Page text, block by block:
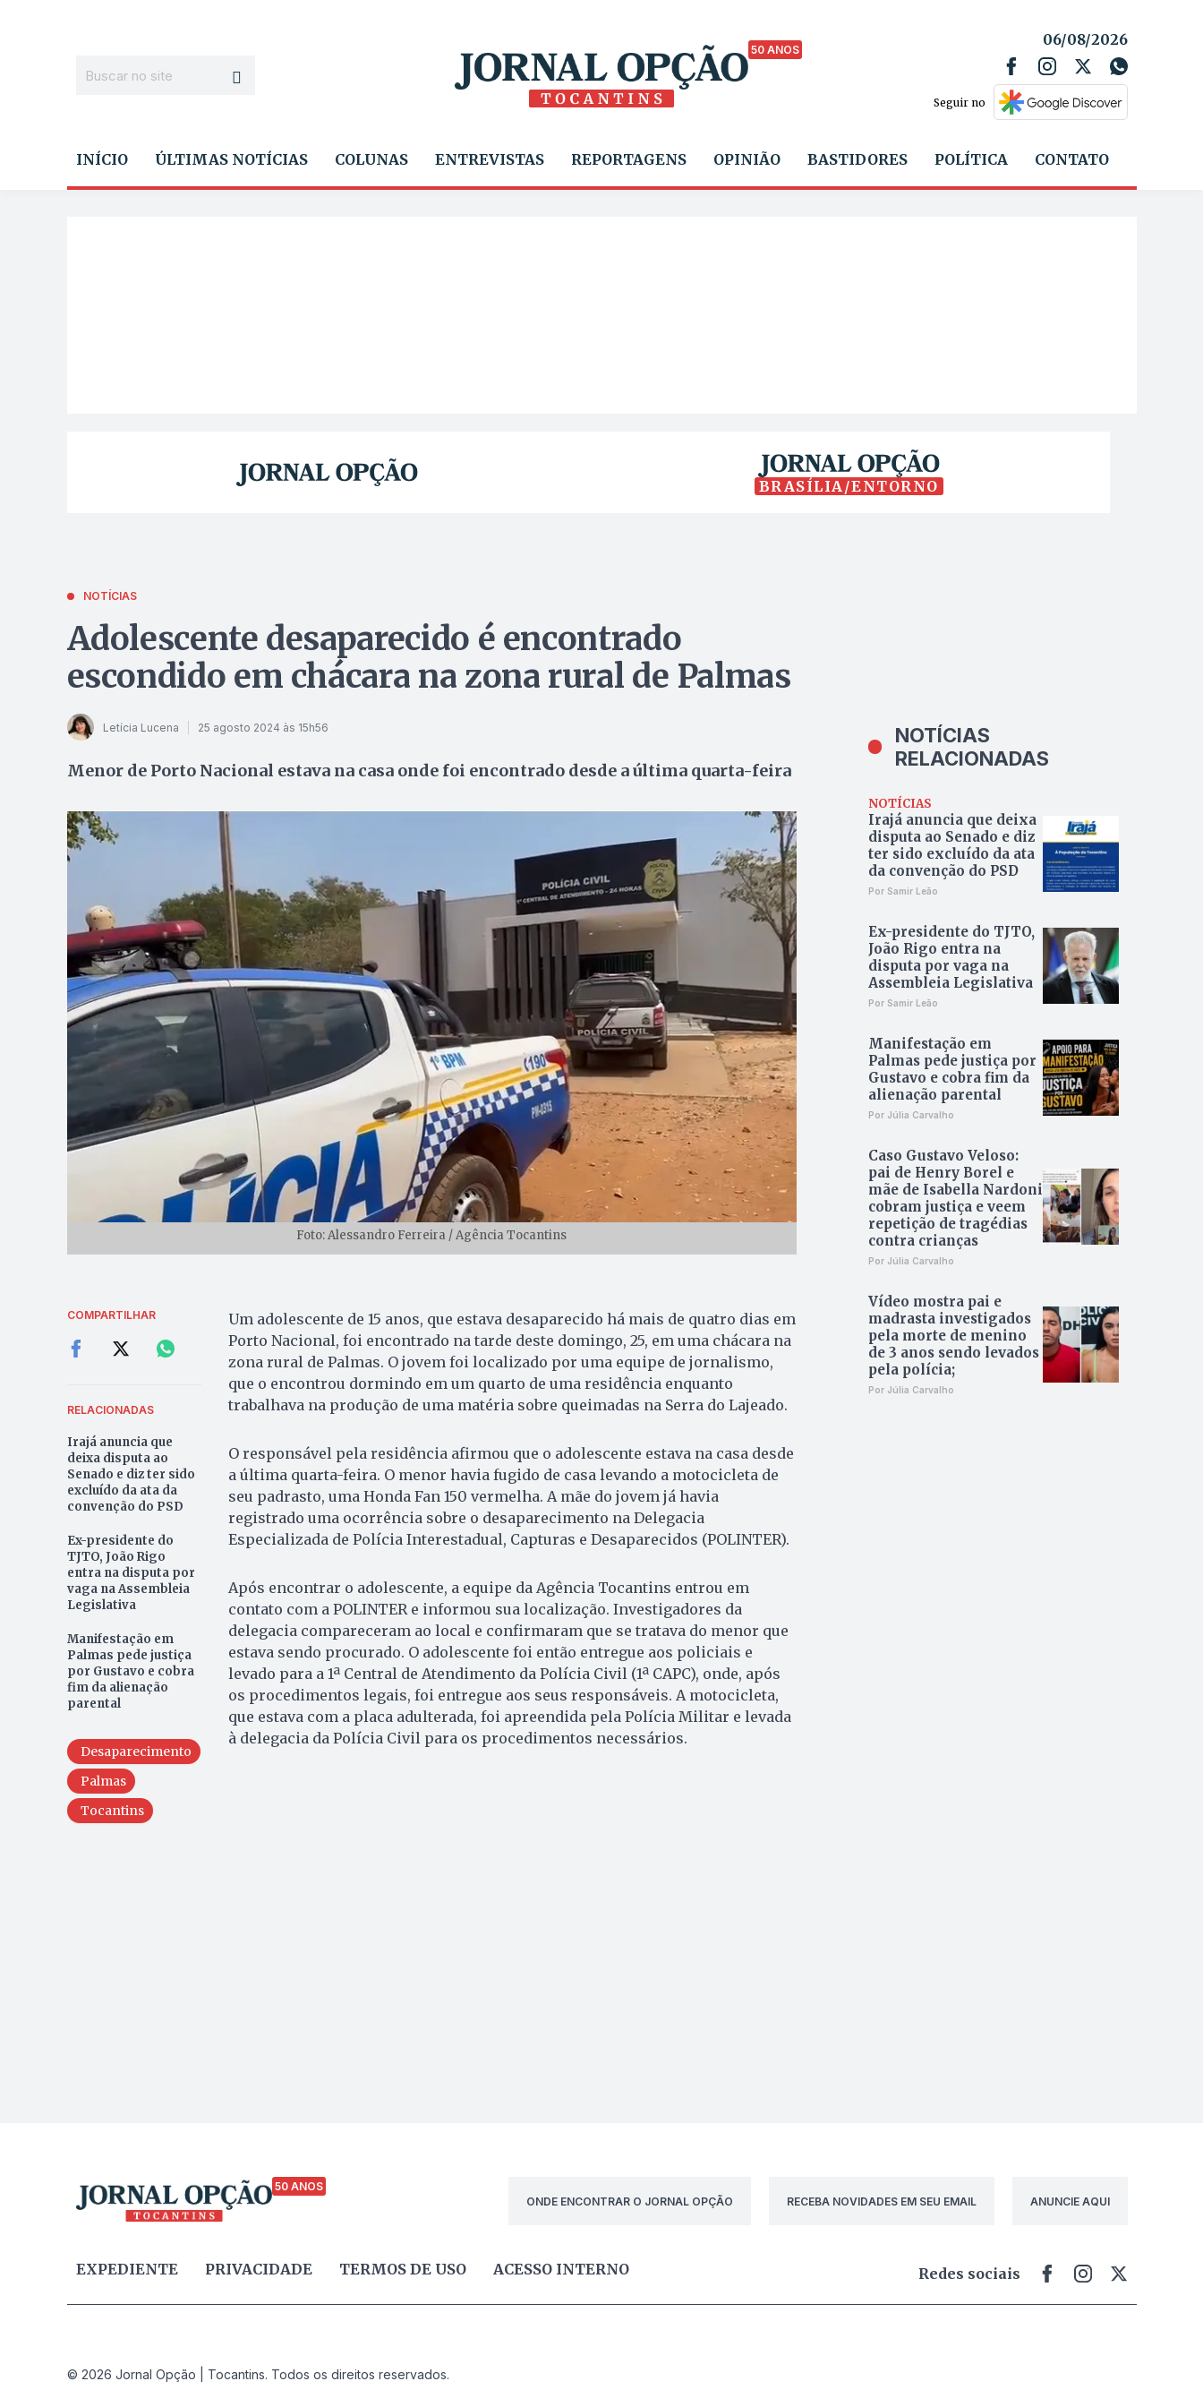
50 ANOS
06/08/2026
Seguir no
INÍCIO ÚLTIMAS NOTÍCIAS COLUNAS ENTREVISTAS REPORTAGENS OPINIÃO BASTIDORES POLÍTICA CONTATO
BRASÍLIA/ENTORNO
NOTÍCIAS
Adolescente desaparecido é encontrado
escondido em chácara na zona rural de Palmas
Letícia Lucena 25 agosto 2024 às 15h56
Menor de Porto Nacional estava na casa onde foi encontrado desde a última quarta-feira
Foto: Alessandro Ferreira / Agência Tocantins
COMPARTILHAR
RELACIONADAS
Irajá anuncia que
deixa disputa ao
Senado e diz ter sido
excluído da ata da
convenção do PSD
Ex-presidente do
TJTO, João Rigo
entra na disputa por
vaga na Assembleia
Legislativa
Manifestação em
Palmas pede justiça
por Gustavo e cobra
fim da alienação
parental
Desaparecimento
Palmas
Tocantins
Um adolescente de 15 anos, que estava desaparecido há mais de quatro dias em
Porto Nacional, foi encontrado na tarde deste domingo, 25, em uma chácara na
zona rural de Palmas. O jovem foi localizado por uma equipe de jornalismo,
que o encontrou dormindo em um quarto de uma residência enquanto
trabalhava na produção de uma matéria sobre queimadas na Serra do Lajeado.
O responsável pela residência afirmou que o adolescente estava na casa desde
a última quarta-feira. O menor havia fugido de casa levando a motocicleta de
seu padrasto, uma Honda Fan 150 vermelha. A mãe do jovem já havia
registrado uma ocorrência sobre o desaparecimento na Delegacia
Especializada de Polícia Interestadual, Capturas e Desaparecidos (POLINTER).
Após encontrar o adolescente, a equipe da Agência Tocantins entrou em
contato com a POLINTER e informou sua localização. Investigadores da
delegacia compareceram ao local e confirmaram que se tratava do menor que
estava sendo procurado. O adolescente foi então entregue aos policiais e
levado para a 1ª Central de Atendimento da Polícia Civil (1ª CAPC), onde, após
os procedimentos legais, foi entregue aos seus responsáveis. A motocicleta,
que estava com a placa adulterada, foi apreendida pela Polícia Militar e levada
à delegacia da Polícia Civil para os procedimentos necessários.
NOTÍCIAS
RELACIONADAS
NOTÍCIAS
Irajá anuncia que deixa
disputa ao Senado e diz
ter sido excluído da ata
da convenção do PSD
Por Samir Leão
Ex-presidente do TJTO,
João Rigo entra na
disputa por vaga na
Assembleia Legislativa
Por Samir Leão
Manifestação em
Palmas pede justiça por
Gustavo e cobra fim da
alienação parental
Por Júlia Carvalho
Caso Gustavo Veloso:
pai de Henry Borel e
mãe de Isabella Nardoni
cobram justiça e veem
repetição de tragédias
contra crianças
Por Júlia Carvalho
Vídeo mostra pai e
madrasta investigados
pela morte de menino
de 3 anos sendo levados
pela polícia;
Por Júlia Carvalho
50 ANOS
ONDE ENCONTRAR O JORNAL OPÇÃO
RECEBA NOVIDADES EM SEU EMAIL ANUNCIE AQUI
EXPEDIENTE PRIVACIDADE TERMOS DE USO ACESSO INTERNO Redes sociais
© 2026 Jornal Opção | Tocantins. Todos os direitos reservados.